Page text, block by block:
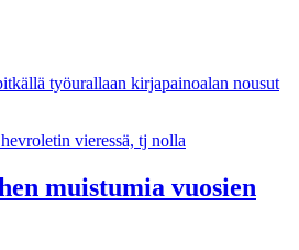
työurallaan kirjapainoalan nousut
muistumia vuosien